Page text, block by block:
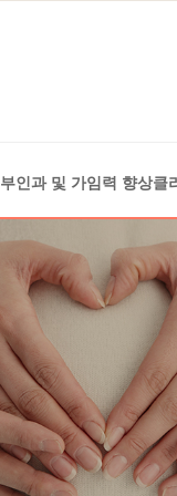
부인과 및 가임력 향상클
복강경클리닉
자궁내시경클리닉
난소 낭종 (자궁내막종)
경화술 클리닉
가임력 보존